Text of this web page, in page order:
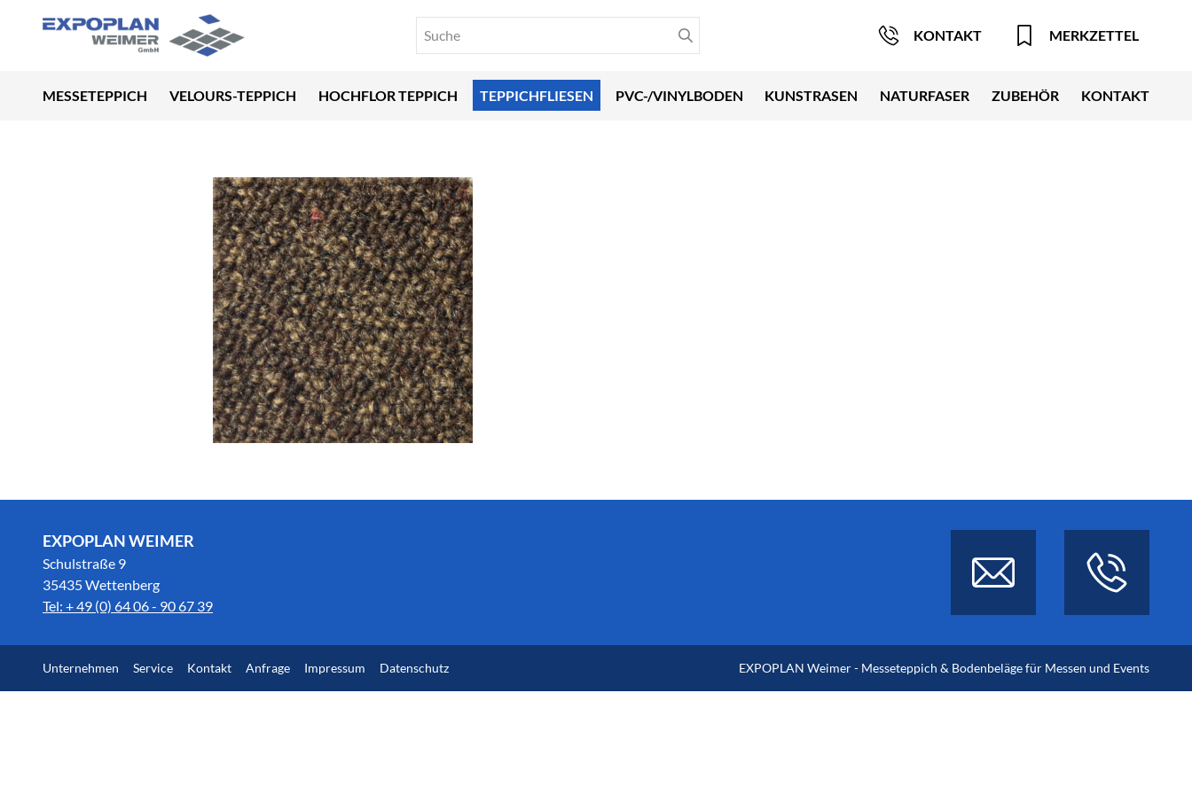
KONTAKT MERKZETTEL
MESSETEPPICH VELOURS-TEPPICH HOCHFLOR TEPPICH TEPPICHFLIESEN PVC-/VINYLBODEN KUNSTRASEN NATURFASER ZUBEHÖR KONTAKT
EXPOPLAN WEIMER
Schulstraße 9
35435 Wettenberg
Tel: + 49 (0) 64 06 - 90 67 39
Unternehmen Service Kontakt Anfrage Impressum Datenschutz EXPOPLAN Weimer - Messeteppich & Bodenbeläge für Messen und Events